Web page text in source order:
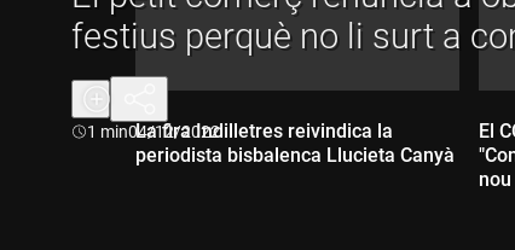
festius perquè no li surt a
Durada:
1 min04/12/2022
La fira Indilletres reivindica la
periodista bisbalenca Llucieta Canyà
El CCCB